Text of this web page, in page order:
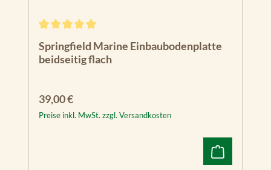
Springfield Marine Einbaubodenplatte
beidseitig flach
Regulärer Preis:
39,00 €
Preise inkl. MwSt. zzgl. Versandkosten